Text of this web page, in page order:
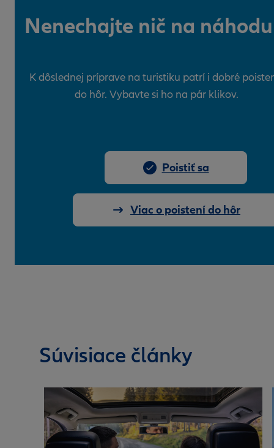
Nenechajte nič na náhodu
K dôslednej príprave na turistiku patrí i dobré
do hôr. Vybavte si ho na pár klikov.
Poistiť sa
Viac o poistení do hôr
Súvisiace články